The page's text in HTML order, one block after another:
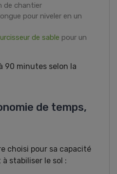
de chantier
pour niveler en un
de sable pour un
90 minutes selon la
de temps,
choisi pour sa capacité
stabiliser le sol :